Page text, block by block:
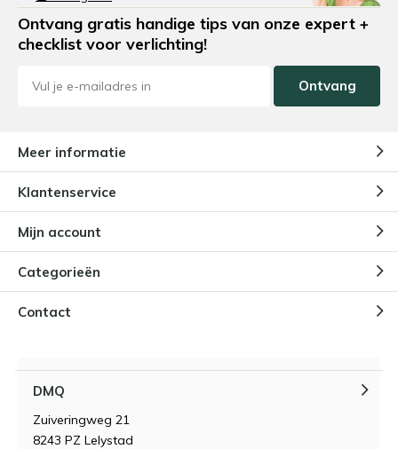
Ontvang gratis handige tips van onze expert +
checklist voor verlichting!
Ontvang
Meer informatie
Klantenservice
Mijn account
Categorieën
Contact
DMQ
Zuiveringweg 21
8243 PZ Lelystad